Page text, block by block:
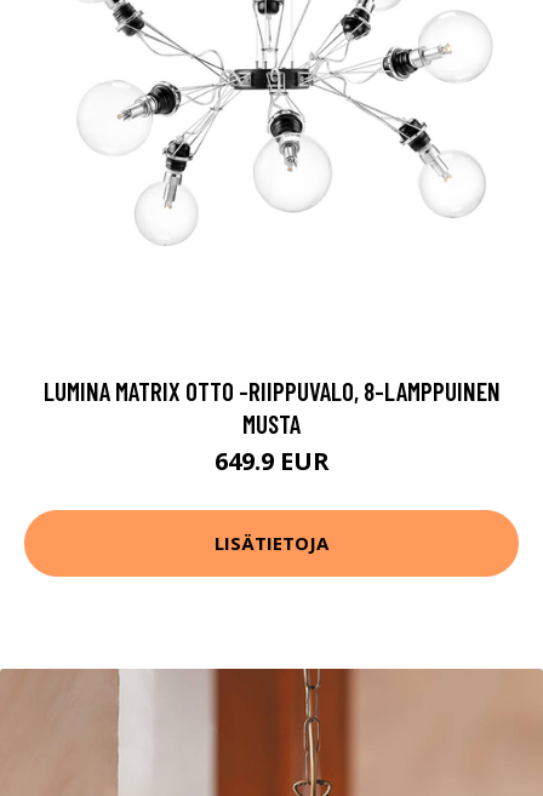
LUMINA MATRIX OTTO -RIIPPUVALO, 8-LAMPPUINEN
MUSTA
649.9 EUR
LISÄTIETOJA